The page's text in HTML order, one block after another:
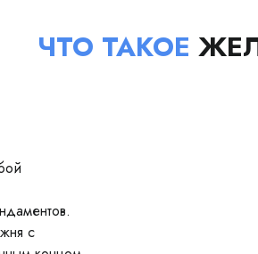
ЧТО ТАКОЕ
с